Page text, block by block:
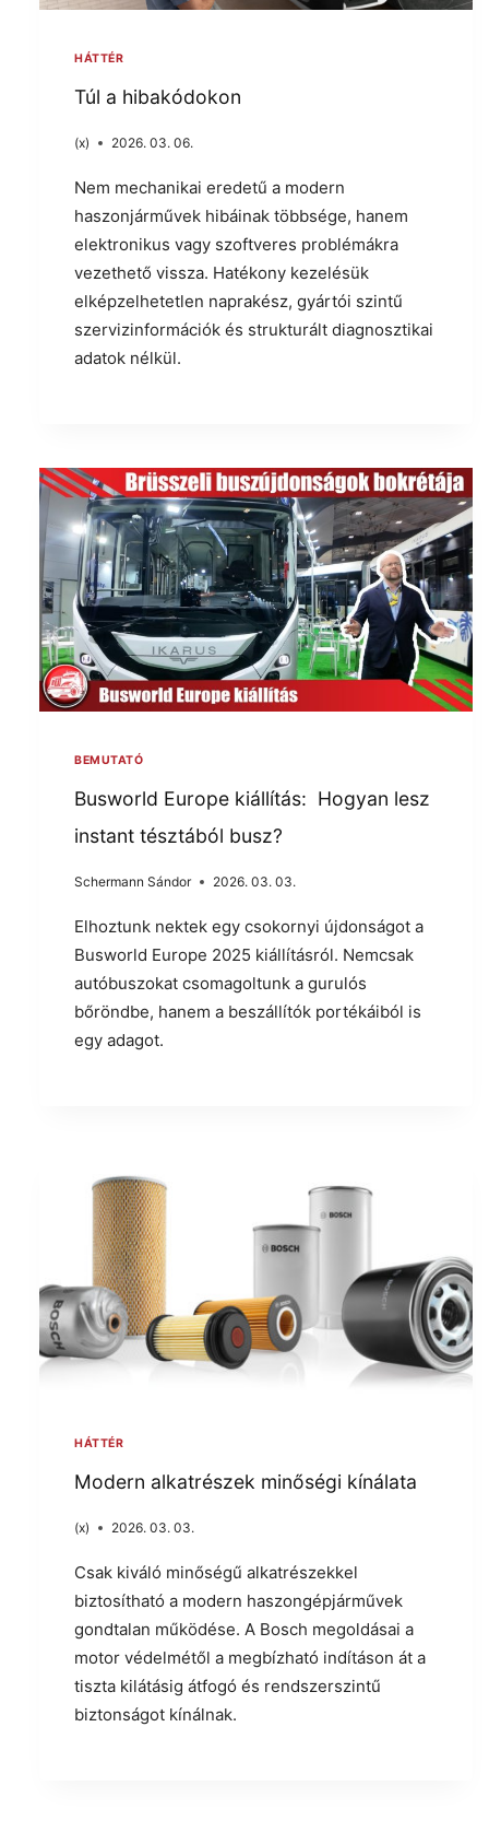
HÁTTÉR
Túl a hibakódokon
(x) 2026. 03. 06.
Nem mechanikai eredetű a modern
haszonjárművek hibáinak többsége, hanem
elektronikus vagy szoftveres problémákra
vezethető vissza. Hatékony kezelésük
elképzelhetetlen naprakész, gyártói szintű
szervizinformációk és strukturált diagnosztikai
adatok nélkül.
BEMUTATÓ
Busworld Europe kiállítás: Hogyan lesz
instant tésztából busz?
Schermann Sándor 2026. 03. 03.
Elhoztunk nektek egy csokornyi újdonságot a
Busworld Europe 2025 kiállításról. Nemcsak
autóbuszokat csomagoltunk a gurulós
bőröndbe, hanem a beszállítók portékáiból is
egy adagot.
HÁTTÉR
Modern alkatrészek minőségi kínálata
(x) 2026. 03. 03.
Csak kiváló minőségű alkatrészekkel
biztosítható a modern haszongépjárművek
gondtalan működése. A Bosch megoldásai a
motor védelmétől a megbízható indításon át a
tiszta kilátásig átfogó és rendszerszintű
biztonságot kínálnak.